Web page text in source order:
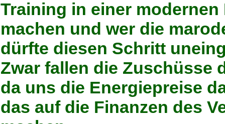
Training in einer
machen und wer die
dürfte diesen Schritt
Zwar fallen die Zuschüsse
da uns die Energiepreise
das auf die Finanzen des